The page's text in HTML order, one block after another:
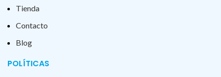
Tienda
Contacto
Blog
POLÍTICAS